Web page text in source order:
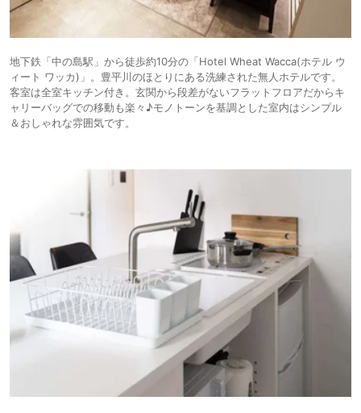
地下鉄「中の島駅」から徒歩約10分の「Hotel Wheat Wacca(ホテル ウ
ィート ワッカ)」。豊平川のほとりにある洗練された無人ホテルです。
客室は全室キッチン付き。玄関から段差がないフラットフロアだからキ
ャリーバッグでの移動も楽々♪モノトーンを基調とした室内はシンプル
＆おしゃれな雰囲気です。